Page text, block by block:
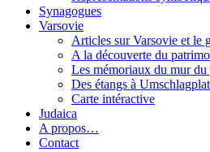
Synagogues
Varsovie
Articles sur Varsovie et le
A la découverte du
Les mémoriaux du mur du
Des étangs à
Carte intéractive
Judaica
A propos…
Contact